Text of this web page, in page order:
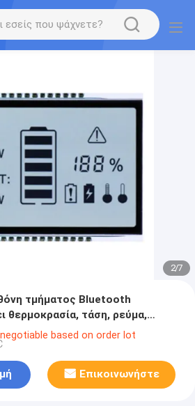
2/7
τμήματος Bluetooth
θερμοκρασία, τάση, ρεύμα,
το τμήμα LCD
negotiable based on order lot
Επικοινωνήστε